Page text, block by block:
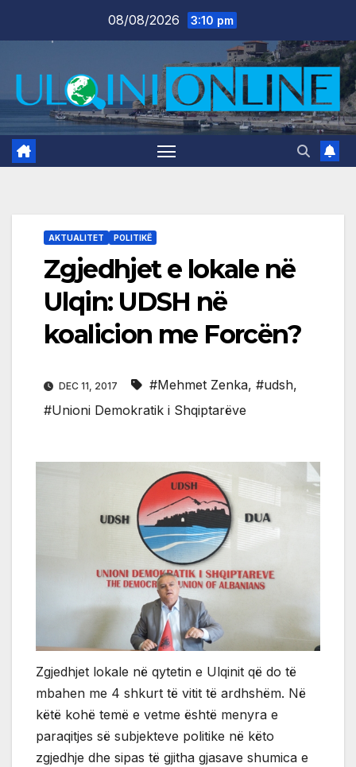
08/08/2026 3:10 pm
AKTUALITET POLITIKË
Zgjedhjet e lokale në
Ulqin: UDSH në
koalicion me Forcën?
DEC 11, 2017 #Mehmet Zenka, #udsh,
#Unioni Demokratik i Shqiptarëve
Zgjedhjet lokale në qytetin e Ulqinit që do të
mbahen me 4 shkurt të vitit të ardhshëm. Në
këtë kohë temë e vetme është menyra e
paraqitjes së subjekteve politike në këto
zgjedhje dhe sipas të gjitha gjasave shumica e